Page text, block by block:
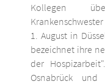
Kollegen
1. August in
bezeichnet ihre
der
Osnabrück